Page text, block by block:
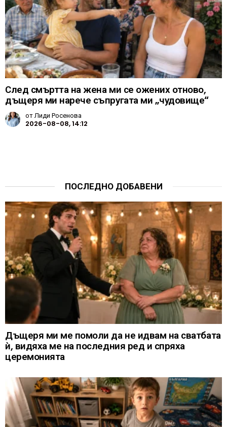
След смъртта на жена ми се ожених отново,
дъщеря ми нарече съпругата ми „чудовище“
отЛиди Росенова
2026-08-08, 14:12
ПОСЛЕДНО ДОБАВЕНИ
Дъщеря ми ме помоли да не идвам на сватбата
ѝ, видяха ме на последния ред и спряха
церемонията